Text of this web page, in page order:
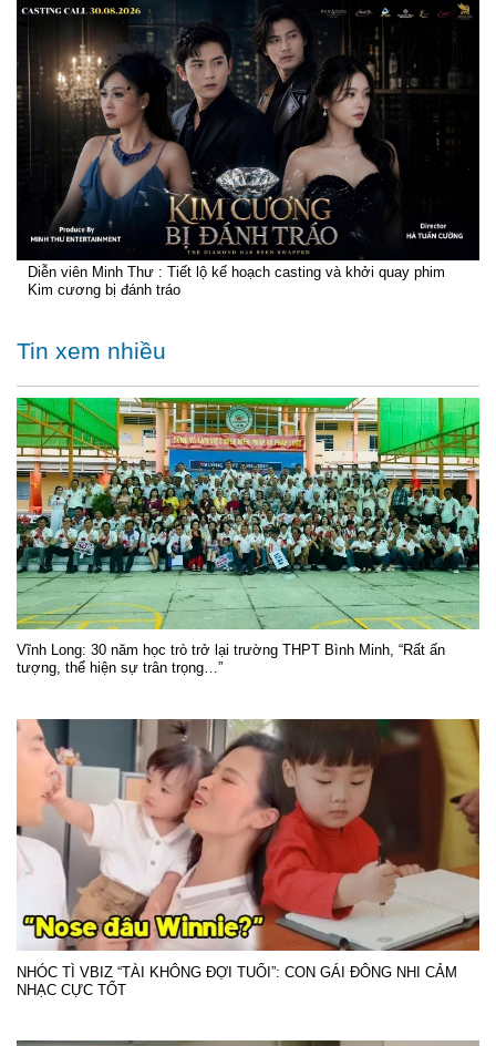
Diễn viên Minh Thư : Tiết lộ kế hoạch casting và khởi quay phim
Kim cương bị đánh tráo
Tin xem nhiều
Vĩnh Long: 30 năm học trò trở lại trường THPT Bình Minh, “Rất ấn
tượng, thể hiện sự trân trọng…”
NHÓC TÌ VBIZ “TÀI KHÔNG ĐỢI TUỔI”: CON GÁI ĐÔNG NHI CẢM
NHẠC CỰC TỐT